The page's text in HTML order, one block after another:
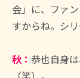
会」に、ファ
すからね。シ
秋： 恭也自身